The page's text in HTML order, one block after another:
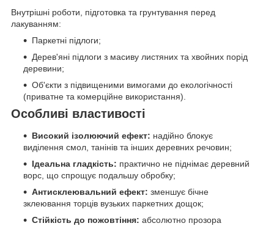
Внутрішні роботи, підготовка та грунтування перед
лакуванням:
Паркетні підлоги;
Дерев'яні підлоги з масиву листяних та хвойних порід
деревини;
Об'єкти з підвищеними вимогами до екологічності
(приватне та комерційне використання).
Особливі властивості
Високий ізолюючий ефект: надійно блокує
виділення смол, танінів та інших деревних речовин;
Ідеальна гладкість: практично не піднімає деревний
ворс, що спрощує подальшу обробку;
Антисклеювальний ефект: зменшує бічне
зклеювання торців вузьких паркетних дощок;
Стійкість до пожовтіння: абсолютно прозора